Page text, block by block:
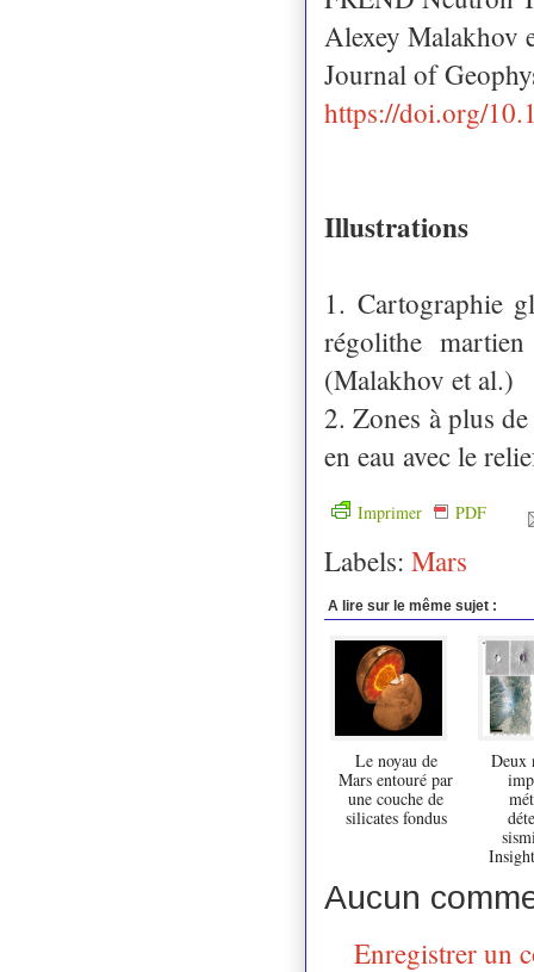
Alexey Malakhov
Journal of
https://doi.org/
Illustrations
1. Cartographie
régolithe
(Malakhov et al.)
2. Zones à plus
en eau avec le
Imprimer PDF
Labels: Mars
A lire sur le même sujet :
Le noyau de
Mars entouré par
une couche de
silicates fondus
Deux
Aucun
Enregistrer un